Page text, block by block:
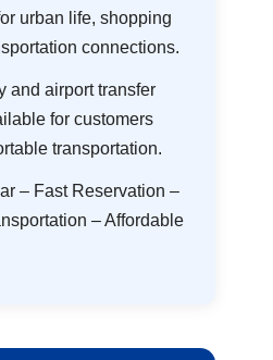
urban life, shopping
connections.
and airport transfer
for customers
transportation.
– Fast Reservation –
– Affordable